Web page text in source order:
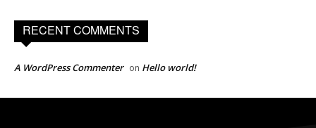
RECENT COMMENTS
A WordPress Commenter on Hello world!